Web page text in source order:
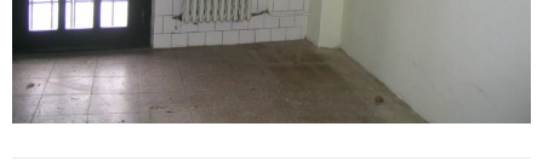
- Zámkové dlažby
- Rekonštrukcie bytových a nebytových priestorov